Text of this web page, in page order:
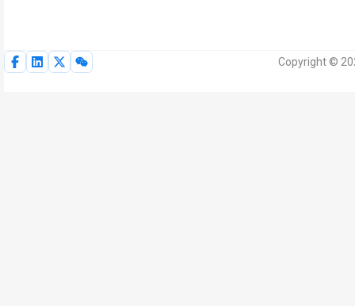
Copyright ©